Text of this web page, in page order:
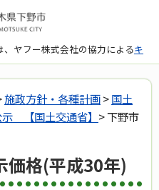
ヤフー株式会社の協力によるキ
施政方針・各種計画>国土
【国土交通省】 > 下野市
価格(平成30年)